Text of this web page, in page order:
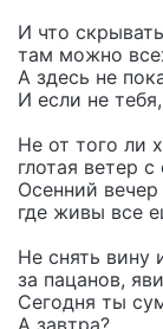
И что
там можно
А здесь не
И если не
Не от того ли
глотая ветер
Осенний
где живы все
Не снять вину
за пацанов,
Сегодня ты
А завтра?